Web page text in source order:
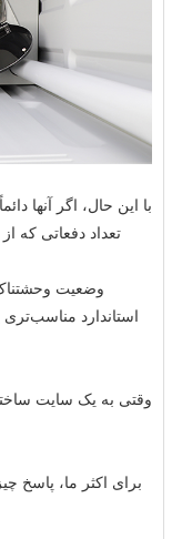
با این حال، اگر آنها
تعداد دفعاتی که
وضعیت
استاندارد مناسب‌تری
وقتی به یک سایت
برای اکثر ما، پاسخ